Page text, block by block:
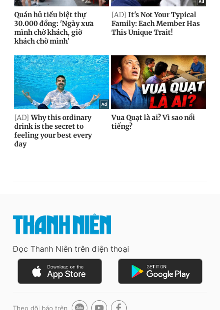
Đọc Thanh Niên trên điện thoại
Theo dõi báo trên